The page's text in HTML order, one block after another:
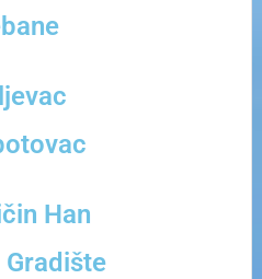
Han